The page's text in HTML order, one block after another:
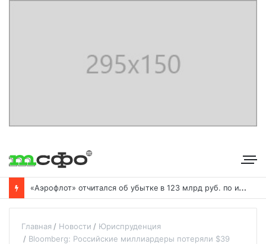
С
бербанк впервые раскрыл доходы от своего небанковского бизнеса
Главная Новости
Юриспруденция
Bloomberg: Российские миллиардеры потеряли $39